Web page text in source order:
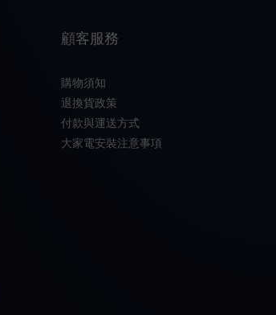
顧客服務
購物須知
退換貨政策
付款與運送方式
大家電安裝注意事項